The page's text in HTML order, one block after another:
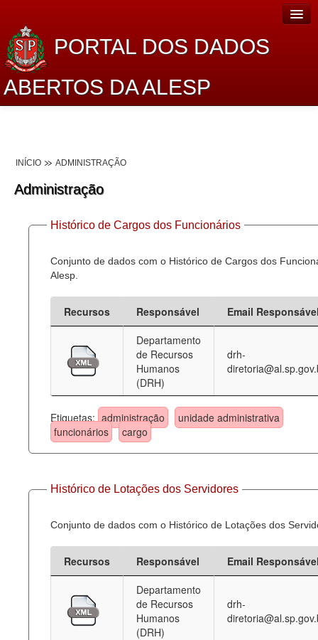
PORTAL DOS DADOS
ABERTOS DA ALESP
Dados Abertos Alesp
Lei de Acesso à Informação
Dados Governamentais Abertos
Planejamento
Catálogo de dados
Processo Legislativo
Administração
Legislação
Agenda
Perguntas frequentes
Contato
INÍCIO ADMINISTRAÇÃO
Administração
Histórico de Cargos dos Funcionários
Conjunto de dados com o Histórico de Cargos dos
Alesp.
Recursos Responsável
Email
Departamento
de Recursos
Humanos
(DRH)
drh-
Etiquetas: administração
unidade administrativa
funcionários
cargo
Histórico de Lotações dos Servidores
Conjunto de dados com o Histórico de Lotações dos
Recursos Responsável
Email
Departamento
de Recursos
Humanos
(DRH)
drh-